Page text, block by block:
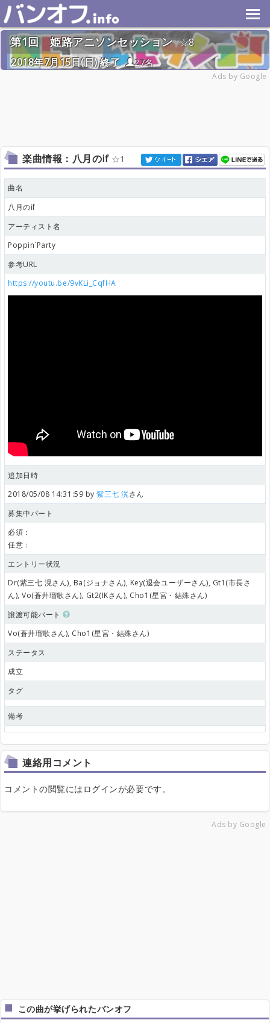
第1回 姫路アニソンセッション
8
2018年7月15日(日) 終了
27名
Ads by Google
楽曲情報：八月のif 1
曲名
八月のif
アーティスト名
Poppin`Party
参考URL
https://youtu.be/9vKLi_CqfHA
追加日時
2018/05/08 14:31:59 by紫三七 滉さん
募集中パート
必須：
任意：
エントリー状況
Dr(紫三七 滉さん), Ba(ジョナさん), Key(退会ユーザーさん), Gt1(市長さ
ん), Vo(蒼井瑠歌さん), Gt2(IKさん), Cho1(星宮・結殊さん)
譲渡可能パート
Vo(蒼井瑠歌さん), Cho1(星宮・結殊さん)
ステータス
成立
タグ
備考
連絡用コメント
コメントの閲覧にはログインが必要です。
Ads by Google
この曲が挙げられたバンオフ